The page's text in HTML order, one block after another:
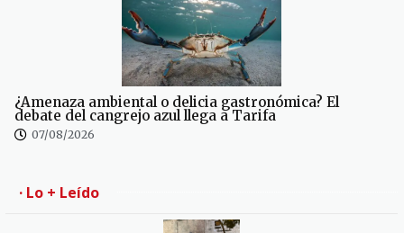
¿Amenaza ambiental o delicia gastronómica? El
debate del cangrejo azul llega a Tarifa
07/08/2026
· Lo + Leído